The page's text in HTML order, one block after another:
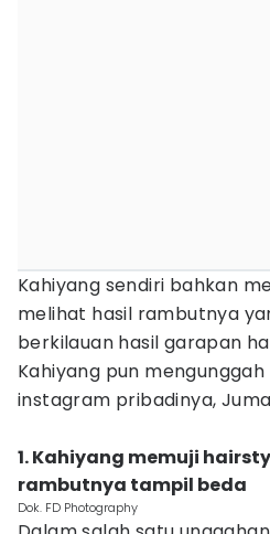
Kahiyang sendiri bahkan
melihat hasil rambutnya
berkilauan hasil garapan
Kahiyang pun
instagram pribadinya,
1. Kahiyang memuji
rambutnya tampil beda
Dok. FD Photography